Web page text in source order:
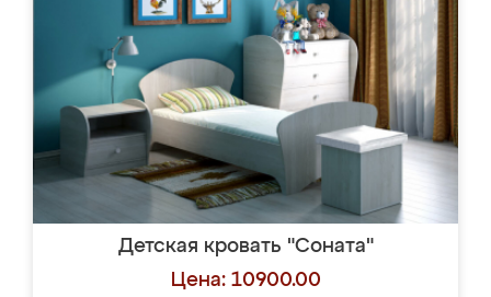
Детская кровать "Соната"
Цена: 10900.00